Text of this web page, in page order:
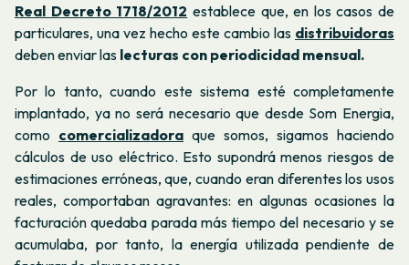
Real Decreto 1718/2012 establece que, en los casos de
particulares, una vez hecho este cambio las distribuidoras
deben enviar las lecturas con periodicidad mensual.
Por lo tanto, cuando este sistema esté completamente
implantado, ya no será necesario que desde Som Energia,
como comercializadora que somos, sigamos haciendo
cálculos de uso eléctrico. Esto supondrá menos riesgos de
estimaciones erróneas, que, cuando eran diferentes los usos
reales, comportaban agravantes: en algunas ocasiones la
facturación quedaba parada más tiempo del necesario y se
acumulaba, por tanto, la energía utilizada pendiente de